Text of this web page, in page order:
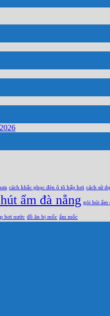
cách khắc phục đèn ô tô hấp hơi cách sử
ẩm đà nẵng gói hút ẩm
hơi nước đồ ăn bị mốc ẩm mốc